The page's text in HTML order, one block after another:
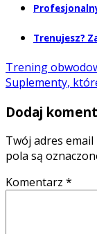
Trenujesz?
Trening
Suplementy,
Dodaj
Twój adres
pola są
Komentarz *